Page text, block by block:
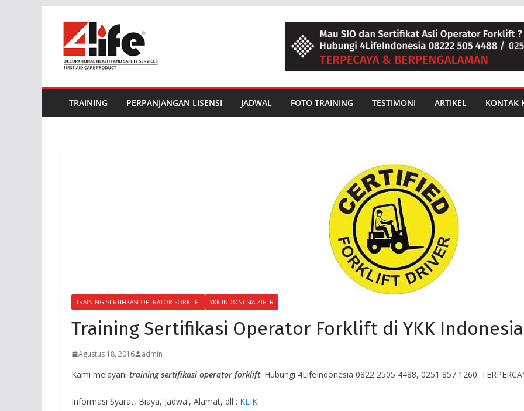
content
TRAINING PERPANJANGAN LISENSI JADWAL FOTO TRAINING TESTIMONI ARTIKEL KONTAK
TRAINING SERTIFIKASI OPERATOR FORKLIFT YKK INDONESIA ZIPER
Training Sertifikasi Operator Forklift di YKK
Agustus 18, 2016 admin
Kami melayani training sertifikasi operator forklift. Hubungi 4LifeIndonesia 0822 2505 4488, 0251 857 1260.
Informasi Syarat, Biaya, Jadwal, Alamat, dll : KLIK